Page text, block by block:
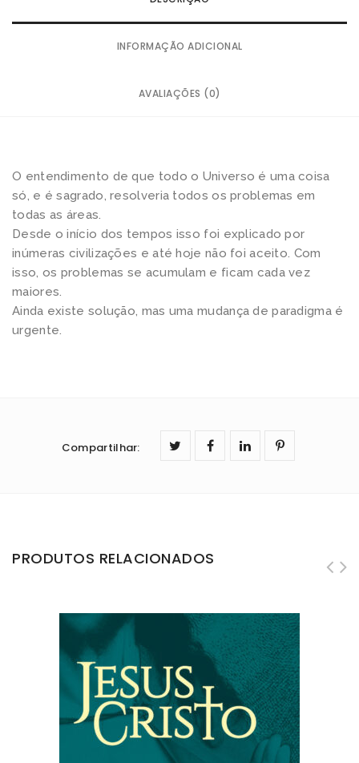
INFORMAÇÃO ADICIONAL
AVALIAÇÕES (0)
O entendimento de que todo o Universo é uma coisa
só, e é sagrado, resolveria todos os problemas em
todas as áreas.
Desde o início dos tempos isso foi explicado por
inúmeras civilizações e até hoje não foi aceito. Com
isso, os problemas se acumulam e ficam cada vez
maiores.
Ainda existe solução, mas uma mudança de paradigma é
urgente.
Compartilhar:
PRODUTOS RELACIONADOS